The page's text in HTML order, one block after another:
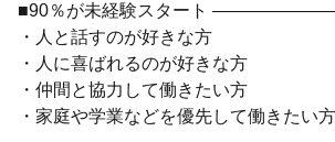
■90％が未経験スタート
・人と話すのが好きな方
・人に喜ばれるのが好きな方
・仲間と協力して働きたい方
・家庭や学業などを優先して働きたい方